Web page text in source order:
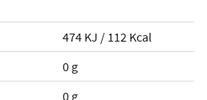
474 KJ / 112 Kcal
0 g
0 g